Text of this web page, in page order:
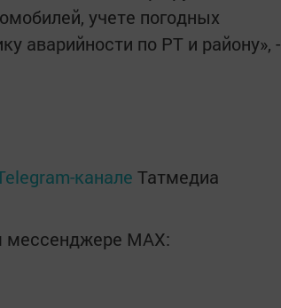
учете погодных
аварийности по РТ и району», -
канале Татмедиа
мессенджере MАХ: